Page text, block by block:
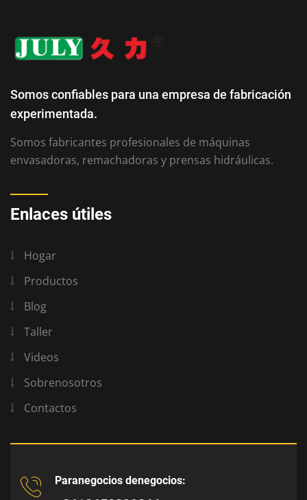
Somos confiables para una empresa de fabricación
experimentada.
Somos fabricantes profesionales de máquinas
envasadoras, remachadoras y prensas hidráulicas.
Enlaces útiles
Hogar
Productos
Blog
Taller
Videos
Sobrenosotros
Contactos
Paranegocios denegocios: